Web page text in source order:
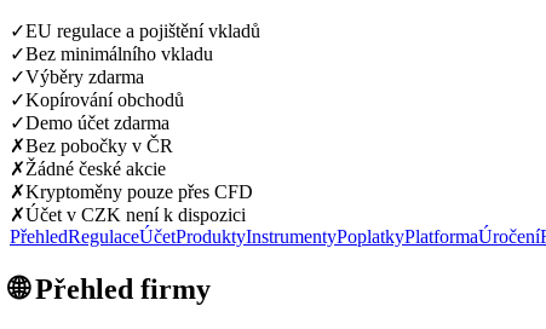
✓EU regulace a pojištění vkladů
✓Bez minimálního vkladu
✓Výběry zdarma
✓Kopírování obchodů
✓Demo účet zdarma
✗Bez pobočky v ČR
✗Žádné české akcie
✗Kryptoměny pouze přes CFD
✗Účet v CZK není k dispozici
PřehledRegulaceÚčetProduktyInstrumentyPoplatkyPlatformaÚročení
🌐 Přehled firmy